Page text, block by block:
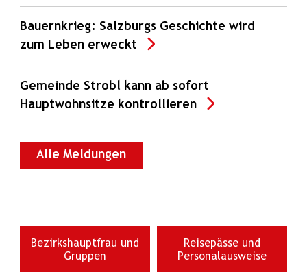
Bauernkrieg: Salzburgs Geschichte wird
zum Leben erweckt
Gemeinde Strobl kann ab sofort
Hauptwohnsitze kontrollieren
Alle Meldungen
Bezirkshauptfrau und
Gruppen
Reisepässe und
Personalausweise